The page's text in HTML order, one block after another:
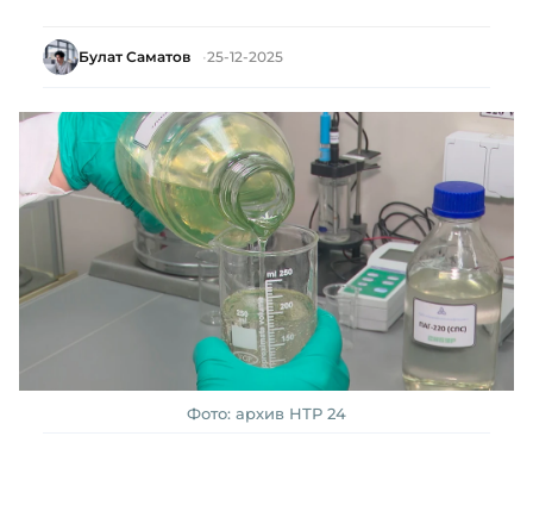
Булат Саматов 25-12-2025
Фото: архив НТР 24